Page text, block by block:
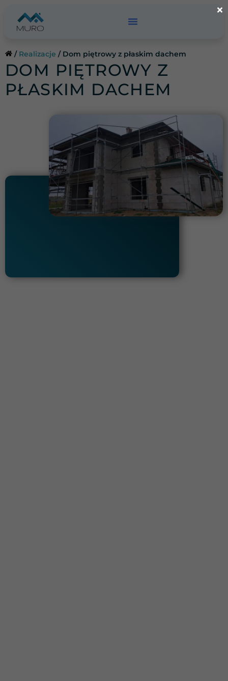
treści
/ Realizacje / Dom piętrowy z płaskim dachem
DOM PIĘTROWY Z
PŁASKIM DACHEM
×